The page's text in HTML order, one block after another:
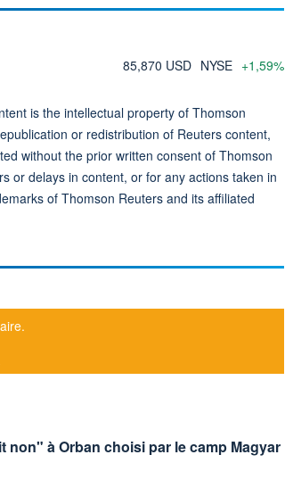
85,870 USD NYSE +1,59%
is the intellectual property of Thomson
or redistribution of Reuters content,
without the prior written consent of Thomson
or delays in content, or for any actions taken in
of Thomson Reuters and its affiliated
non" à Orban choisi par le camp Magyar